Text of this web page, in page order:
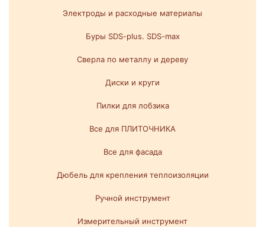
Электроды и расходные материалы
Буры SDS-plus. SDS-max
Сверла по металлу и дереву
Диски и круги
Пилки для лобзика
Все для ПЛИТОЧНИКА
Все для фасада
Дюбель для крепления теплоизоляции
Ручной инструмент
Измерительный инструмент